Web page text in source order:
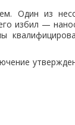
Один из
избил —